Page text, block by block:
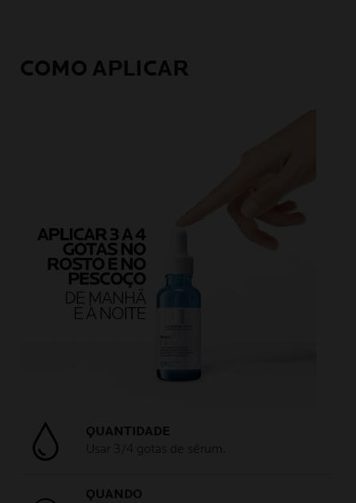
COMO APLICAR
QUANTIDADE
Usar 3/4 gotas de sérum.
QUANDO